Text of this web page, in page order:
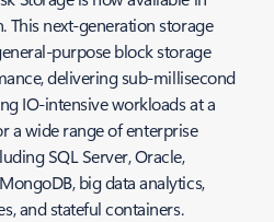
This next-generation storage
purpose block storage
delivering sub-millisecond
IO-intensive workloads at a
a wide range of enterprise
SQL Server, Oracle,
big data analytics,
and stateful containers.